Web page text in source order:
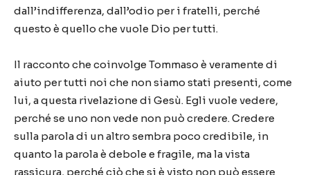
dall’indifferenza, dall’odio per i fratelli, perché
questo è quello che vuole Dio per tutti.
Il racconto che coinvolge Tommaso è veramente di
aiuto per tutti noi che non siamo stati presenti, come
lui, a questa rivelazione di Gesù. Egli vuole vedere,
perché se uno non vede non può credere. Credere
sulla parola di un altro sembra poco credibile, in
quanto la parola è debole e fragile, ma la vista
rassicura, perché ciò che si è visto non può essere